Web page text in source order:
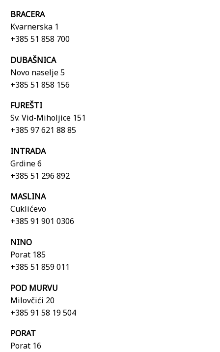
BRACERA
Kvarnerska 1
+385 51 858 700
DUBAŠNICA
Novo naselje 5
+385 51 858 156
FUREŠTI
Sv. Vid-Miholjice 151
+38597 621 88 85
INTRADA
Grdine 6
+385 51 296 892
MASLINA
Cuklićevo
+385 91 901 0306
NINO
Porat 185
+385 51 859 011
POD MURVU
Milovčići 20
+385 91 58 19 504
PORAT
Porat 16